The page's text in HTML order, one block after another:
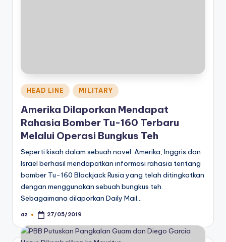
Posted
in
HEAD LINE MILITARY
Amerika Dilaporkan Mendapat
Rahasia Bomber Tu-160 Terbaru
Melalui Operasi Bungkus Teh
Seperti kisah dalam sebuah novel. Amerika, Inggris dan
Israel berhasil mendapatkan informasi rahasia tentang
bomber Tu-160 Blackjack Rusia yang telah ditingkatkan
dengan menggunakan sebuah bungkus teh.
Sebagaimana dilaporkan Daily Mail…
Posted
az 27/05/2019